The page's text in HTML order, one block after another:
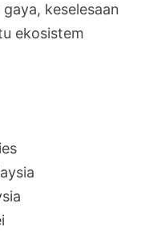
keselesaan
ekosistem